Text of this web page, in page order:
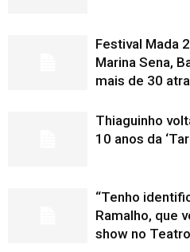
Festival Mada
Marina Sena,
mais de 30
Thiaguinho
10 anos da
“Tenho
Ramalho, que
show no